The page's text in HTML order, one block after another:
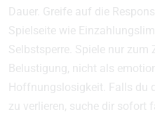
Dauer. Greife auf die
Spielseite wie
Selbstsperre. Spiele nur zum
Belustigung, nicht als
Hoffnungslosigkeit. Falls du
zu verlieren, suche dir sofort